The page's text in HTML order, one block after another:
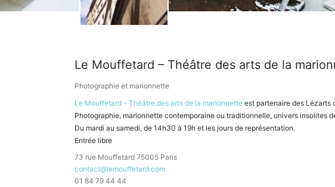
Le Mouffetard – Théâtre des arts de la
Photographie et marionnette
Le Mouffetard – Théâtre des arts de la marionnette est partenaire des Lézarts
Photographie, marionnette contemporaine ou traditionnelle, univers insolites
Du mardi au samedi, de 14h30 à 19h et les jours de représentation.
Entrée libre
73 rue Mouffetard 75005 Paris
contact@lemouffetard.com
01 84 79 44 44